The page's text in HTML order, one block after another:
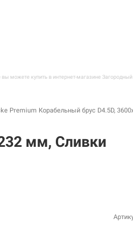
можете купить в интернет-магазине
Premium Корабельный брус D4.5D,
мм, Сливки